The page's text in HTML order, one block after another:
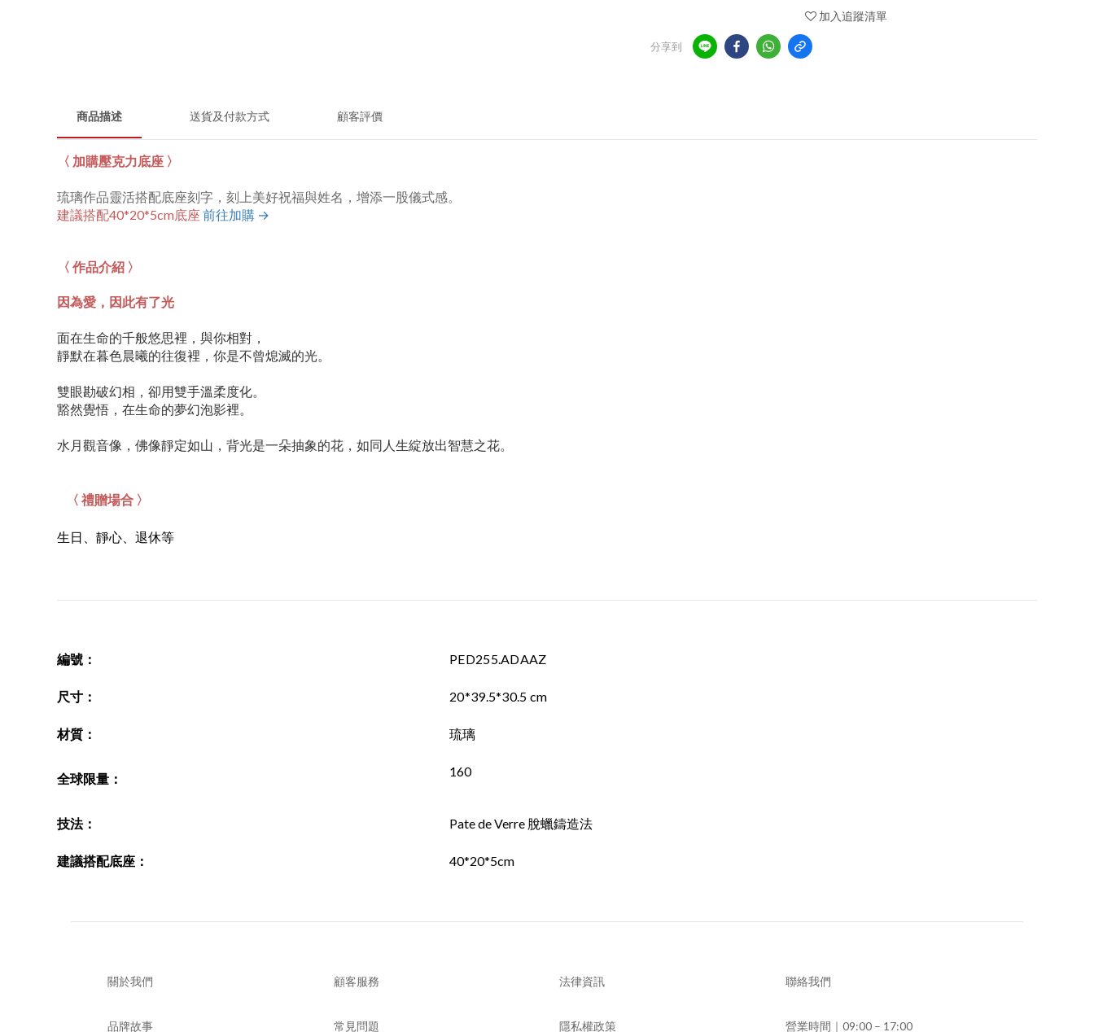
加入追蹤清單
分享到
商品描述 送貨及付款方式 顧客評價
〈 加購壓克力底座 〉
琉璃作品靈活搭配底座刻字，刻上美好祝福與姓名，增添一股儀式感。
建議搭配40*20*5cm底座 前往加購 →
〈 作品介紹 〉
因為愛，因此有了光
面在生命的千般悠思裡，與你相對，
靜默在暮色晨曦的往復裡，你是不曾熄滅的光。
雙眼勘破幻相，卻用雙手溫柔度化。
豁然覺悟，在生命的夢幻泡影裡。
水月觀音像，佛像靜定如山，背光是一朵抽象的花，如同人生綻放出智慧之花。
〈 禮贈場合 〉
生日、靜心、退休等
編號 ： PED255.ADAAZ
尺寸 ： 20*39.5*30.5 cm
材質 ： 琉璃
全球限量： 160
技法： Pate de Verre 脫蠟鑄造法
建議搭配底座 ： 40*20*5cm
關於我們
品牌故事
顧客服務
常見問題
法律資訊
隱私權政策
聯絡我們
營業時間｜09:00 – 17:00